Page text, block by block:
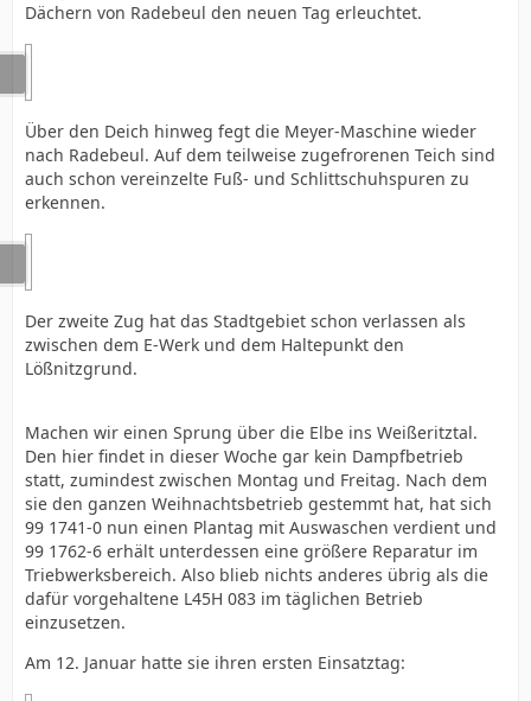
Dächern von Radebeul den neuen Tag erleuchtet.
Über den Deich hinweg fegt die Meyer-Maschine wieder
nach Radebeul. Auf dem teilweise zugefrorenen Teich sind
auch schon vereinzelte Fuß- und Schlittschuhspuren zu
erkennen.
Der zweite Zug hat das Stadtgebiet schon verlassen als
zwischen dem E-Werk und dem Haltepunkt den
Lößnitzgrund.
Machen wir einen Sprung über die Elbe ins Weißeritztal.
Den hier findet in dieser Woche gar kein Dampfbetrieb
statt, zumindest zwischen Montag und Freitag. Nach dem
sie den ganzen Weihnachtsbetrieb gestemmt hat, hat sich
99 1741-0 nun einen Plantag mit Auswaschen verdient und
99 1762-6 erhält unterdessen eine größere Reparatur im
Triebwerksbereich. Also blieb nichts anderes übrig als die
dafür vorgehaltene L45H 083 im täglichen Betrieb
einzusetzen.
Am 12. Januar hatte sie ihren ersten Einsatztag: